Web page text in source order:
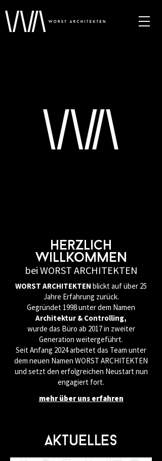
herzlich
Willkommen
bei WORST ARCHITEKTEN
WORST ARCHITEKTEN blickt auf über 25
Jahre Erfahrung zurück.
Gegründet 1998 unter dem Namen
Architektur & Controlling,
wurde das Büro ab 2017 in zweiter
Generation weitergeführt.
Seit Anfang 2024 arbeitet das Team unter
dem neuen Namen WORST ARCHITEKTEN
und setzt den erfolgreichen Neustart nun
engagiert fort.
mehr über uns erfahren
Aktuelles